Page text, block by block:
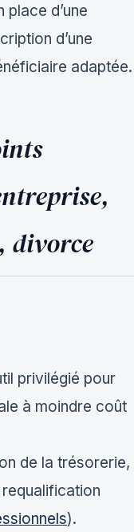
place d’une
d’une
adaptée.
divorce
privilégié pour
à moindre coût
de la trésorerie,
).